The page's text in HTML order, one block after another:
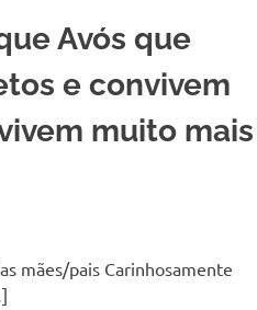
Avós que
e convivem
muito mais
mães/pais Carinhosamente